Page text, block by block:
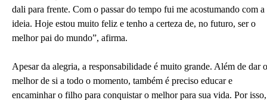
dali para frente. Com o passar do tempo fui me acostumando com a
ideia. Hoje estou muito feliz e tenho a certeza de, no futuro, ser o
melhor pai do mundo”, afirma.
Apesar da alegria, a responsabilidade é muito grande. Além de dar o
melhor de si a todo o momento, também é preciso educar e
encaminhar o filho para conquistar o melhor para sua vida. Por isso,